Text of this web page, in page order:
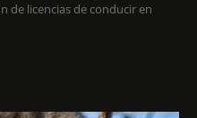
de licencias de conducir en